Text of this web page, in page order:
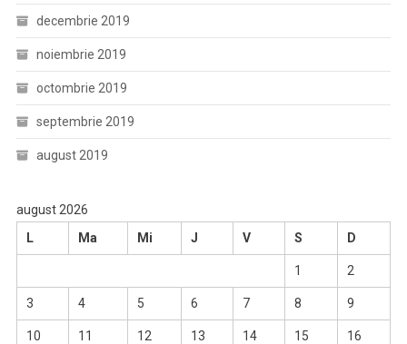
decembrie 2019
noiembrie 2019
octombrie 2019
septembrie 2019
august 2019
august 2026
L
Ma Mi J V S D
1 2
3 4 5 6 7 8 9
10 11 12 13 14 15 16